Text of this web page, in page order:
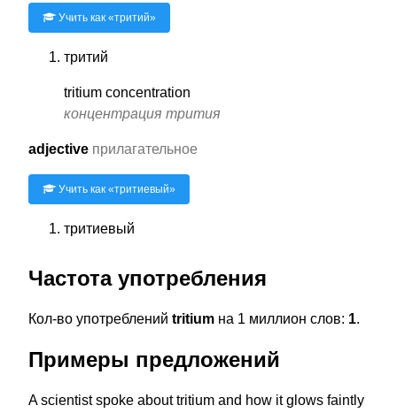
Учить как «тритий»
тритий
tritium concentration
концентрация трития
adjective прилагательное
Учить как «тритиевый»
тритиевый
Частота употребления
Кол-во употреблений tritium на 1 миллион слов: 1.
Примеры предложений
A scientist spoke about tritium and how it glows faintly